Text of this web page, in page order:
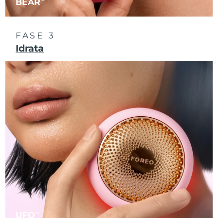
UFO TM
FASE 3
Idrata
Slovenia
Sudafrica Consegna stimata
Corea del Sud Consegna stimata
Spagna Consegna stimata
Svezia Consegna stimata08.08.2026
Svizzera Consegna stimata08.08.2026
Taiwan Consegna stimata13.08.2026
Thailandia Consegna stimata 12.08.2026